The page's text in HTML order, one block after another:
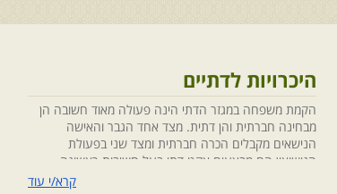
היכרויות לדתיים
הקמת משפחה במגזר הדתי הינה פעולה מאוד חשובה הן
מבחינה חברתית והן דתית. מצד אחד הגבר והאישה
הנישאים מקבלים הכרה חברתית ומצד שני בפעולת
הנישואין הם מבצעים אקט דתי בעל חשיבות ראשונה
במעלה. חשוב לציין בהקשר זה שגם הגורמים למפגשקרא/י עוד